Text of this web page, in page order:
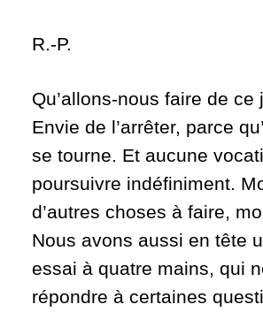
R.-P.
Qu’allons-nous faire de ce
Envie de l’arrêter, parce
se tourne. Et aucune
poursuivre indéfiniment.
d’autres choses à faire,
Nous avons aussi en tête
essai à quatre mains, qui
répondre à certaines